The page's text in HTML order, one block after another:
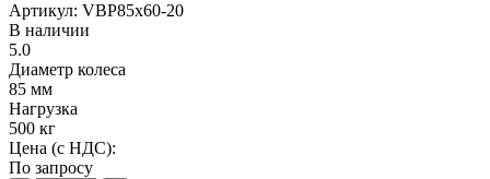
Артикул: VBP85x60-20
В наличии
5.0
Диаметр колеса
85 мм
Нагрузка
500 кг
Цена (с НДС):
По запросу